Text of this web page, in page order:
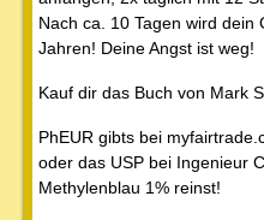
Nach ca. 10 Tagen wird dein
Jahren! Deine Angst ist weg!
Kauf dir das Buch von Mark
PhEUR gibts bei
oder das USP bei Ingenieur
Methylenblau 1% reinst!